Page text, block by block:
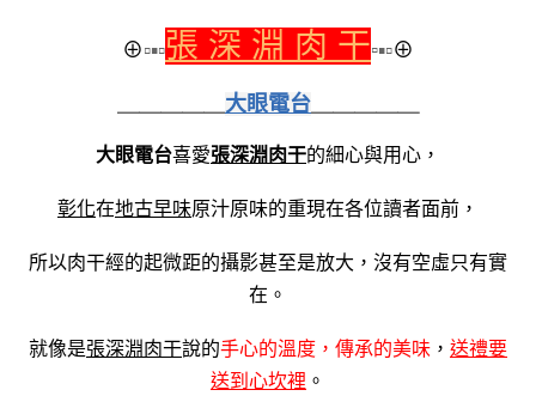
⊕▫▪▫張 深 淵 肉 干▫▪▫⊕
大眼電台
大眼電台喜愛張深淵肉干的細心與用心，
彰化在地古早味原汁原味的重現在各位讀者面前，
所以肉干經的起微距的攝影甚至是放大，沒有空虛只有實
在。
就像是張深淵肉干說的手心的溫度，傳承的美味 ， 送禮要
送到心坎裡 。